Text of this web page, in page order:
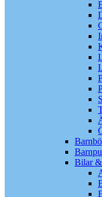
Bilar